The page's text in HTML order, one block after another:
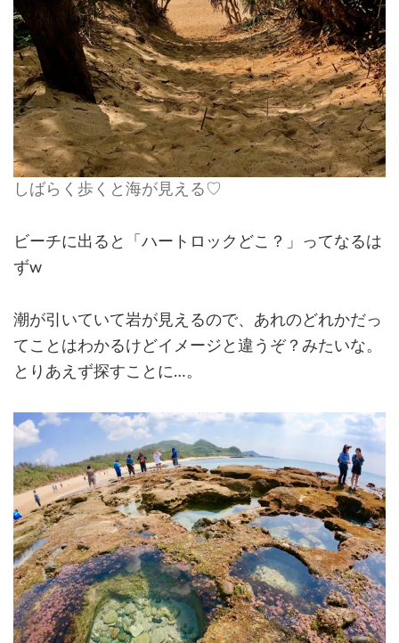
しばらく歩くと海が見える♡
ビーチに出ると「ハートロックどこ？」ってなるは
ずw
潮が引いていて岩が見えるので、あれのどれかだっ
てことはわかるけどイメージと違うぞ？みたいな。
とりあえず探すことに…。